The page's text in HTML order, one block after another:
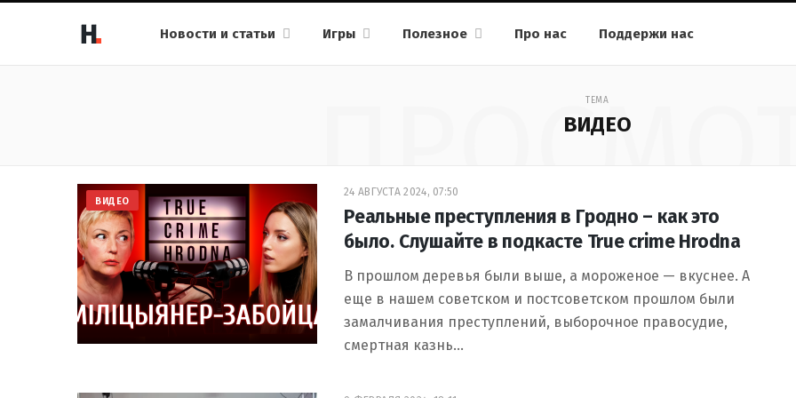
Новости и статьи Игры Полезное Про нас Поддержи нас
ТЕМА
ВИДЕО
ВИДЕО
24 АВГУСТА 2024, 07:50
Реальные преступления в Гродно – как это
было. Слушайте в подкасте True crime Hrodna
В прошлом деревья были выше, а мороженое — вкуснее. А
еще в нашем советском и постсоветском прошлом были
замалчивания преступлений, выборочное правосудие,
смертная казнь…